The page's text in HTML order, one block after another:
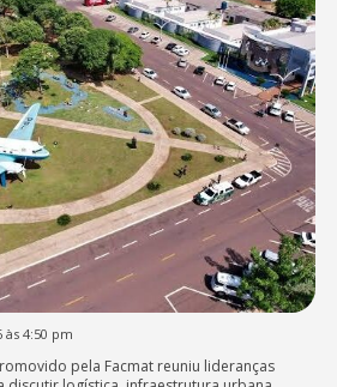
4:50 pm
pela Facmat reuniu lideranças